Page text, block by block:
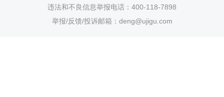
违法和不良信息举报电话：400-118-7898
举报/反馈/投诉邮箱：deng@ujigu.com